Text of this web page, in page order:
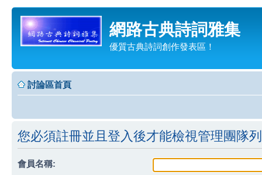
網路古典詩詞雅集
優質古典詩詞創作發表區！
討論區首頁
您必須註冊並且登入後才能檢視管理團隊
會員名稱: